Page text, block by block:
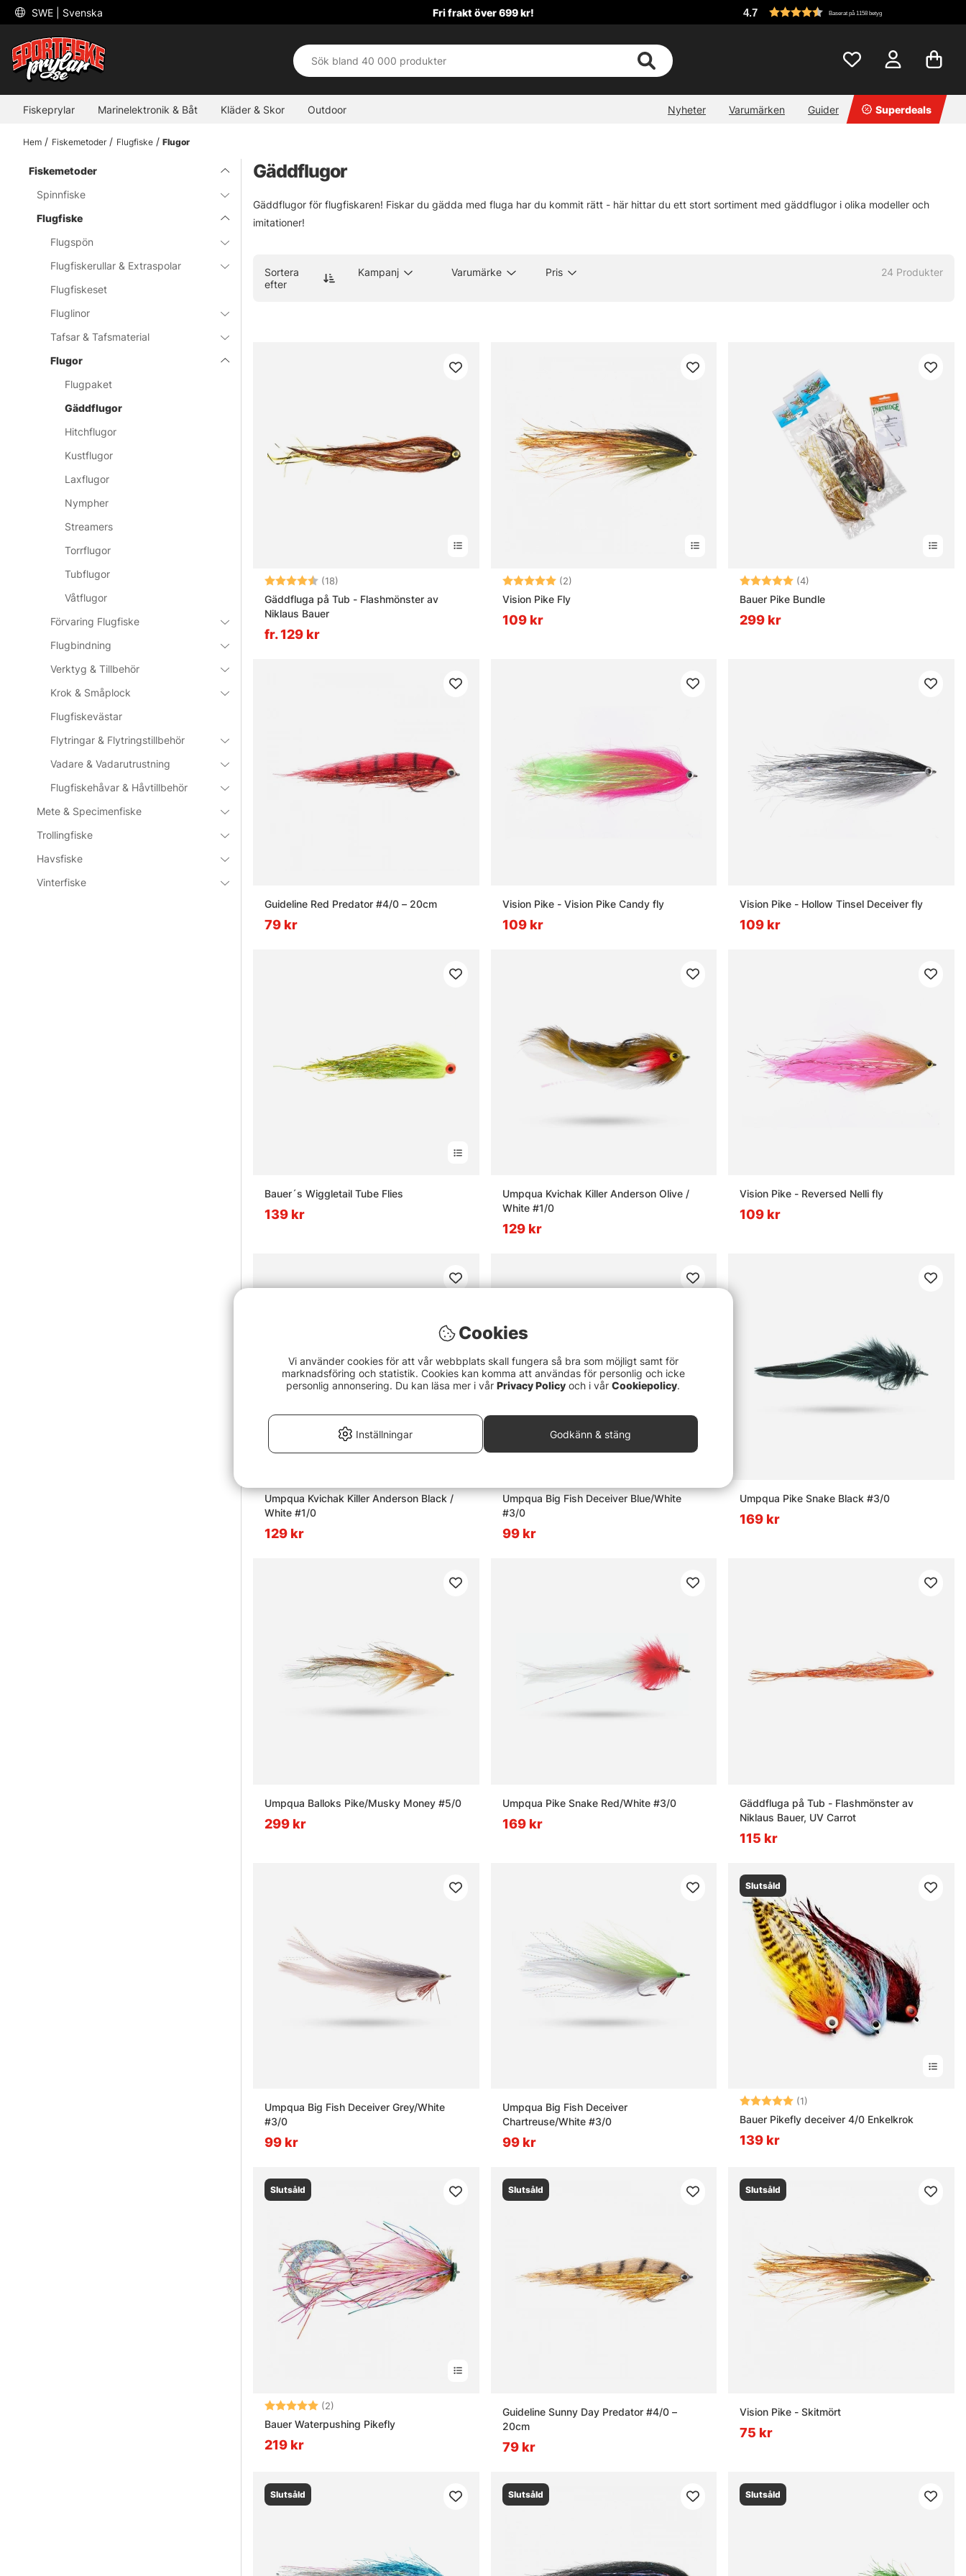
SWE | Svenska Fri frakt över 699 kr! 4.7 Baserat på 1158 betyg
Fiskeprylar Marinelektronik & Båt Kläder & Skor Outdoor Nyheter Varumärken Guider Superdeals
Hem Fiskemetoder Flugfiske Flugor
Fiskemetoder
Spinnfiske
Flugfiske
Flugspön
Flugfiskerullar & Extraspolar
Flugfiskeset
Fluglinor
Tafsar & Tafsmaterial
Flugor
Flugpaket
Gäddflugor
Hitchflugor
Kustflugor
Laxflugor
Nympher
Streamers
Torrflugor
Tubflugor
Våtflugor
Förvaring Flugfiske
Flugbindning
Verktyg & Tillbehör
Krok & Småplock
Flugfiskevästar
Flytringar & Flytringstillbehör
Vadare & Vadarutrustning
Flugfiskehåvar & Håvtillbehör
Mete & Specimenfiske
Trollingfiske
Havsfiske
Vinterfiske
Gäddflugor
Gäddflugor för flugfiskaren! Fiskar du gädda med fluga har du kommit rätt - här hittar du ett stort sortiment med gäddflugor i olika modeller och
imitationer!
Sortera
efter
Kampanj Varumärke Pris 24 Produkter
Betyg: (18)
Gäddfluga på Tub - Flashmönster av
Niklaus Bauer
fr. 129 kr
Betyg: (2)
Vision Pike Fly
109 kr
Betyg: (4)
Bauer Pike Bundle
299 kr
Guideline Red Predator #4/0 – 20cm
79 kr
Vision Pike - Vision Pike Candy fly
109 kr
Vision Pike - Hollow Tinsel Deceiver fly
109 kr
Bauer´s Wiggletail Tube Flies
139 kr
Umpqua Kvichak Killer Anderson Olive /
White #1/0
129 kr
Vision Pike - Reversed Nelli fly
109 kr
Umpqua Kvichak Killer Anderson Black /
White #1/0
129 kr
Umpqua Big Fish Deceiver Blue/White
#3/0
99 kr
Umpqua Pike Snake Black #3/0
169 kr
Umpqua Balloks Pike/Musky Money #5/0
299 kr
Umpqua Pike Snake Red/White #3/0
169 kr
Gäddfluga på Tub - Flashmönster av
Niklaus Bauer, UV Carrot
115 kr
Umpqua Big Fish Deceiver Grey/White
#3/0
99 kr
Umpqua Big Fish Deceiver
Chartreuse/White #3/0
99 kr
Slutsåld
Betyg: (1)
Bauer Pikefly deceiver 4/0 Enkelkrok
139 kr
Slutsåld
Betyg: (2)
Bauer Waterpushing Pikefly
219 kr
Slutsåld
Guideline Sunny Day Predator #4/0 –
20cm
79 kr
Slutsåld
Vision Pike - Skitmört
75 kr
Slutsåld Slutsåld Slutsåld
Cookies
Vi använder cookies för att vår webbplats skall fungera så bra som möjligt samt för
marknadsföring och statistik. Cookies kan komma att användas för personlig och icke
personlig annonsering. Du kan läsa mer i vår Privacy Policy och i vår Cookiepolicy.
Inställningar Godkänn & stäng